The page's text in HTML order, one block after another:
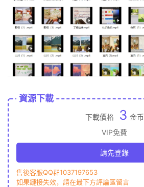
資源下載
下載價格 3 金币
VIP免費
請先登錄
售後客服QQ群1037197653
如果鏈接失效，請在最下方評論區留言